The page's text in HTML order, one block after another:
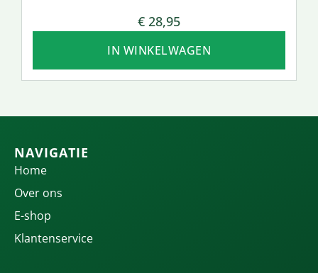
€ 28,95
IN WINKELWAGEN
NAVIGATIE
Home
Over ons
E-shop
Klantenservice